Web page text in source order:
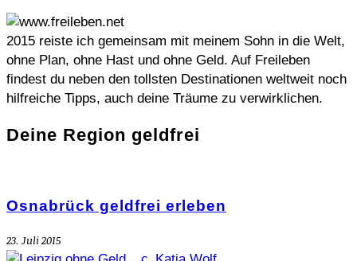
2015 reiste ich gemeinsam mit meinem Sohn in die Welt,
ohne Plan, ohne Hast und ohne Geld. Auf Freileben
findest du neben den tollsten Destinationen weltweit noch
hilfreiche Tipps, auch deine Träume zu verwirklichen.
Deine Region geldfrei
Osnabrück geldfrei erleben
23. Juli 2015